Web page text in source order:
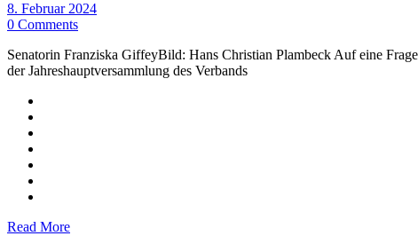
8. Februar 2024
0 Comments
Senatorin Franziska GiffeyBild: Hans Christian Plambeck Auf eine
der Jahreshauptversammlung des Verbands
Read More